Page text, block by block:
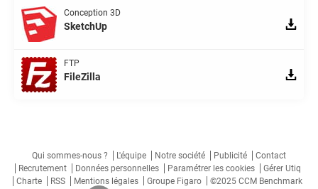
Conception 3D
SketchUp
FTP
FileZilla
Qui sommes-nous ? L'équipe Notre société Publicité
Contact
Recrutement
Données personnelles Paramétrer les cookies
Gérer Utiq
Charte
RSS Mentions légales Groupe Figaro ©2025 CCM Benchmark